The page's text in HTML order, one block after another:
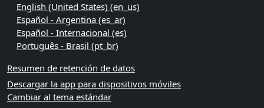
English (United States) ‎(en_us)‎
Español - Argentina ‎(es_ar)‎
Español - Internacional ‎(es)‎
Português - Brasil ‎(pt_br)‎
Resumen de retención de datos
Descargar la app para dispositivos móviles
Cambiar al tema estándar